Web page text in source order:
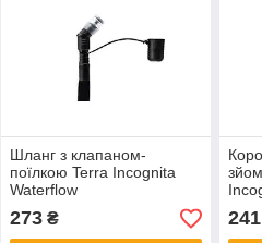
Шланг з клапаном-
поїлкою Terra Incognita
Waterflow
273₴ 241